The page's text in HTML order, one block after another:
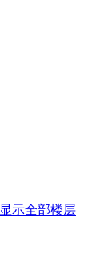
显示全部楼层